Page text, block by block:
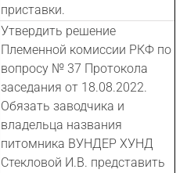
приставки.
Утвердить решение
Племенной комиссии РКФ по
вопросу № 37 Протокола
заседания от 18.08.2022.
Обязать заводчика и
владельца названия
питомника ВУНДЕР ХУНД
Стекловой И.В. представить